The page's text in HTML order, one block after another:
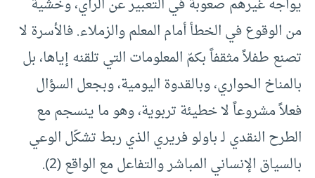
من الوقوع في الخطأ أمام المعلم والزملاء. فالأسرة لا
تصنع طفلاً مثقفاً بكمّ المعلومات التي تلقنه إياها، بل
بالمناخ الحواري، وبالقدوة اليومية، وبجعل السؤال
فعلاً مشروعاً لا خطيئة تربوية، وهو ما ينسجم مع
الطرح النقدي لـ باولو فريري الذي ربط تشكّل الوعي
بالسياق الإنساني المباشر والتفاعل مع الواقع (2).